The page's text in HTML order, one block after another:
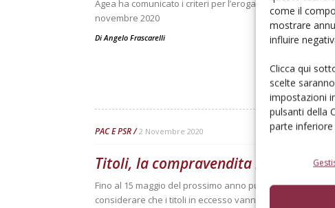
come il
mostrare
influire
Clicca qui
scelte
impostazioni
pulsanti della
parte
Agea ha comunicato i criteri per l’erogazione del 70%
novembre 2020
DiAngelo Frascarelli
PAC E PSR 2 Novembre 2020
Titoli, la compravendita in vista della
Fino al 15 maggio del prossimo anno può convenire
considerare che i titoli in eccesso vanno venduti